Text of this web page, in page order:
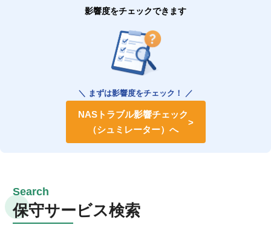
影響度をチェックできます
＼ まずは影響度をチェック！ ／
NASトラブル影響チェック
（シュミレーター）へ
保守サービス検索